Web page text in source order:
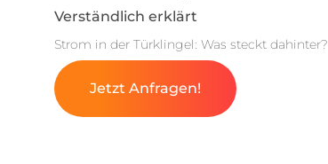
Verständlich erklärt
Strom in der Türklingel: Was steckt dahinter?
Jetzt Anfragen!